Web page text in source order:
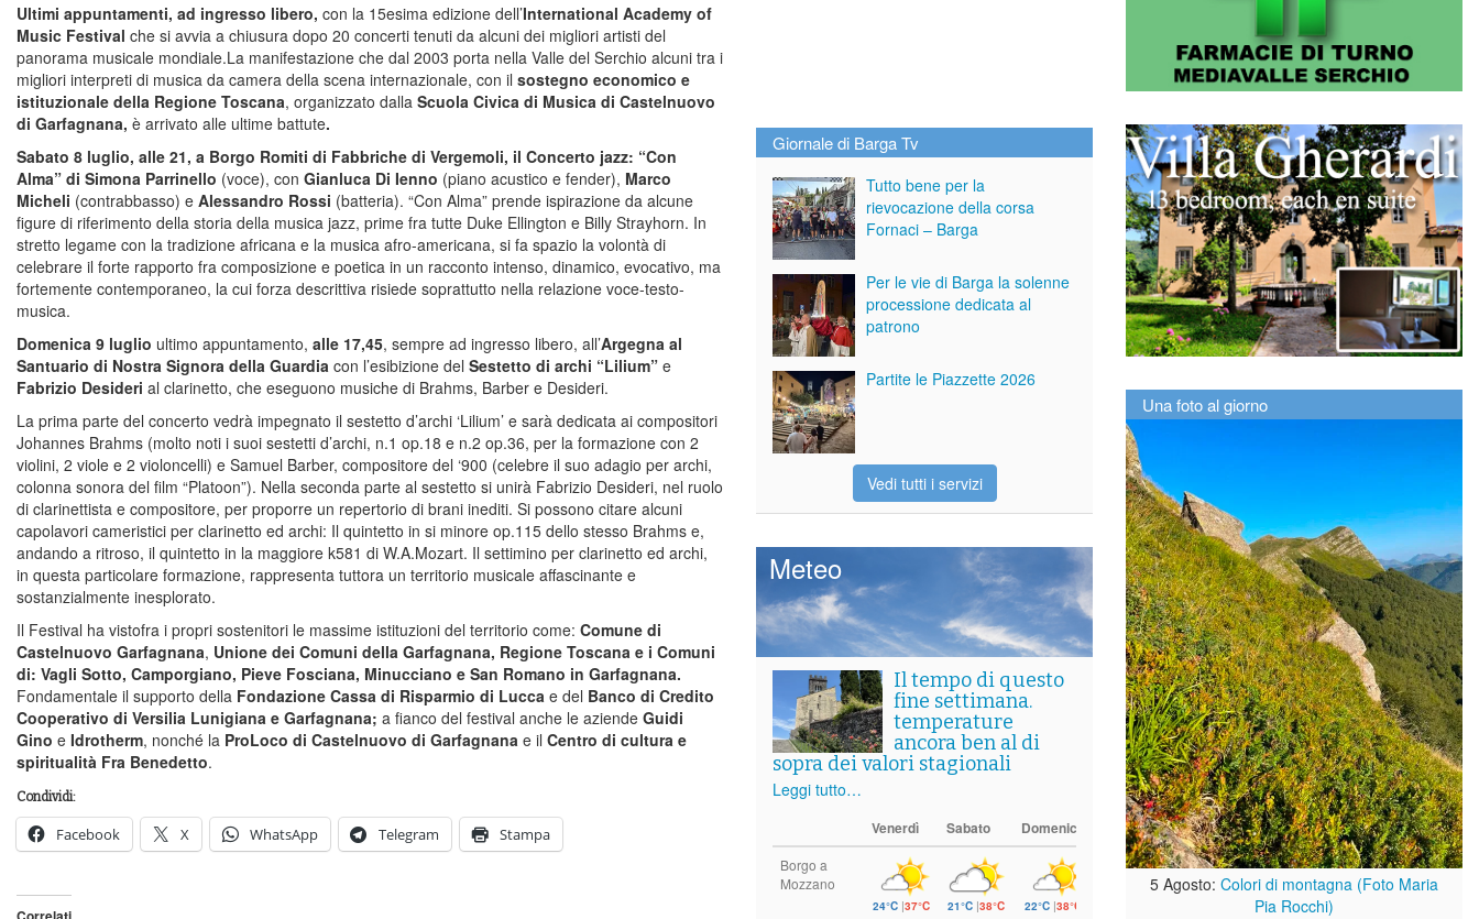
Ultimi appuntamenti, ad ingresso libero, con la 15esima edizione dell’International Academy of
Music Festival che si avvia a chiusura dopo 20 concerti tenuti da alcuni dei migliori artisti del
panorama musicale mondiale.La manifestazione che dal 2003 porta nella Valle del Serchio alcuni tra i
migliori interpreti di musica da camera della scena internazionale, con il sostegno economico e
istituzionale della Regione Toscana, organizzato dalla Scuola Civica di Musica di Castelnuovo
di Garfagnana, è arrivato alle ultime battute.
Sabato 8 luglio, alle 21, a Borgo Romiti di Fabbriche di Vergemoli, il Concerto jazz: “Con
Alma” di Simona Parrinello (voce), con Gianluca Di Ienno (piano acustico e fender), Marco
Micheli (contrabbasso) e Alessandro Rossi (batteria). “Con Alma” prende ispirazione da alcune
figure di riferimento della storia della musica jazz, prime fra tutte Duke Ellington e Billy Strayhorn. In
stretto legame con la tradizione africana e la musica afro-americana, si fa spazio la volontà di
celebrare il forte rapporto fra composizione e poetica in un racconto intenso, dinamico, evocativo, ma
fortemente contemporaneo, la cui forza descrittiva risiede soprattutto nella relazione voce-testo-
musica.
Domenica 9 luglio ultimo appuntamento, alle 17,45, sempre ad ingresso libero, all’Argegna al
Santuario di Nostra Signora della Guardia con l’esibizione del Sestetto di archi “Lilium” e
Fabrizio Desideri al clarinetto, che eseguono musiche di Brahms, Barber e Desideri.
La prima parte del concerto vedrà impegnato il sestetto d’archi ‘Lilium’ e sarà dedicata ai compositori
Johannes Brahms (molto noti i suoi sestetti d’archi, n.1 op.18 e n.2 op.36, per la formazione con 2
violini, 2 viole e 2 violoncelli) e Samuel Barber, compositore del ‘900 (celebre il suo adagio per archi,
colonna sonora del film “Platoon”). Nella seconda parte al sestetto si unirà Fabrizio Desideri, nel ruolo
di clarinettista e compositore, per proporre un repertorio di brani inediti. Si possono citare alcuni
capolavori cameristici per clarinetto ed archi: Il quintetto in si minore op.115 dello stesso Brahms e,
andando a ritroso, il quintetto in la maggiore k581 di W.A.Mozart. Il settimino per clarinetto ed archi,
in questa particolare formazione, rappresenta tuttora un territorio musicale affascinante e
sostanzialmente inesplorato.
Il Festival ha vistofra i propri sostenitori le massime istituzioni del territorio come: Comune di
Castelnuovo Garfagnana, Unione dei Comuni della Garfagnana, Regione Toscana e i Comuni
di: Vagli Sotto, Camporgiano, Pieve Fosciana, Minucciano e San Romano in Garfagnana.
Fondamentale il supporto della Fondazione Cassa di Risparmio di Lucca e del Banco di Credito
Cooperativo di Versilia Lunigiana e Garfagnana; a fianco del festival anche le aziende Guidi
Gino e Idrotherm, nonché la ProLoco di Castelnuovo di Garfagnana e il Centro di cultura e
spiritualità Fra Benedetto.
Condividi:
Facebook X WhatsApp Telegram Stampa
Giornale di Barga Tv
Tutto bene per la
rievocazione della corsa
Fornaci – Barga
Per le vie di Barga la solenne
processione dedicata al
patrono
Partite le Piazzette 2026
Vedi tutti i servizi
Meteo
Il tempo di questo
fine settimana.
temperature
ancora ben al di
sopra dei valori stagionali
Leggi tutto…
Venerdì Sabato Domenica
Borgo a
Mozzano
24°C |37°C 21°C |38°C 22°C |38°C
Una foto al giorno
5 Agosto: Colori di montagna (Foto Maria
Pia Rocchi)